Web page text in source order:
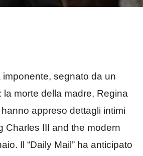
segnato da un
morte della madre, Regina
appreso dettagli intimi
Charles III and the modern
Il “Daily Mail” ha anticipato